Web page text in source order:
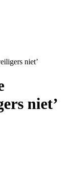
niet’
niet’